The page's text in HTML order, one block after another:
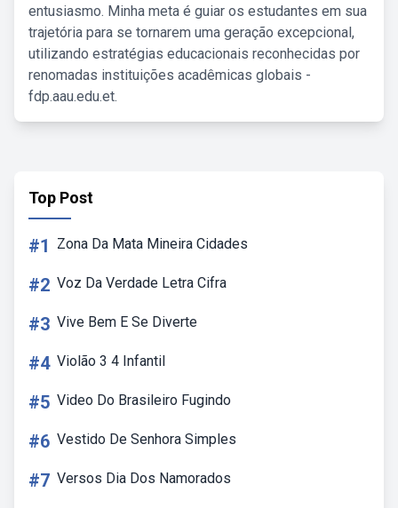
entusiasmo. Minha meta é guiar os estudantes em sua
trajetória para se tornarem uma geração excepcional,
utilizando estratégias educacionais reconhecidas por
renomadas instituições acadêmicas globais -
fdp.aau.edu.et.
Top Post
#1 Zona Da Mata Mineira Cidades
#2 Voz Da Verdade Letra Cifra
#3 Vive Bem E Se Diverte
#4 Violão 3 4 Infantil
#5 Video Do Brasileiro Fugindo
#6 Vestido De Senhora Simples
#7 Versos Dia Dos Namorados